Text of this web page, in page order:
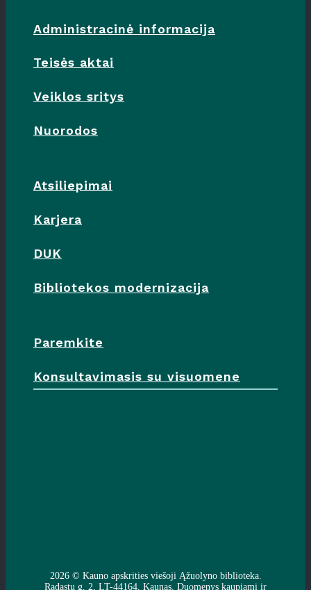
Administracinė informacija
Teisės aktai
Veiklos sritys
Nuorodos
Atsiliepimai
Karjera
DUK
Bibliotekos modernizacija
Paremkite
Konsultavimasis su visuomene
2026 © Kauno apskrities viešoji Ąžuolyno biblioteka.
Radastų g. 2, LT-44164, Kaunas. Duomenys kaupiami ir